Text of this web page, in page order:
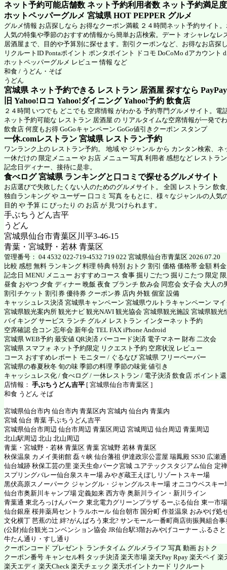
ネット予約可能店舗数 ネット予約利用者数 ネット予約満足
ホットペッパーグルメ 宮城県 HOT PEPPER グルメ
グルメ情報 お店探しなら お得なクーポン満載 ２４時間ネット予約サイト
人気の特集や季節のおすすめ情報から簡単お店検索。デート オシャレなレ
居酒屋まで、目的や予算別に探せます。割引クーポンなど、お得なお店探
リクルートID Pontaポイント ポンタポイント ドコモ DoCoMo dアカウント
ホットペッパーグルメ レビュー 情報 など
和食 / うどん・そば
うどん
宮城県 ネット予約できる レストラン 居酒屋 探すなら
旧 Yahoo!ロコ Yahoo!ダイニング Yahoo!予約 飲食店
２４時間 いつでも どこでも 空席情報 がわかる 予約専門グルメサイト。電
ネット予約可能な レストラン 居酒屋 の リアルタイムな空席情報が一発で
飲食店 何度もお得 GoGoキャンペーン GoGo値引きクーポン スタンプ
一休.comレストラン 宮城県 レストラン予約
ワンランク上の レストラン予約。 地域 や ジャンル から カンタン検索、ネ
一休だけの 限定メニュー や お店 メニュー 写真 利用者 感想など レストラ
記念日ディナー、接待に是非。
食べログ 宮城県 ランキングと口コミで探せるグルメサイト
お店選びで失敗したくない人のためのグルメサイト。 全国 レストラン 飲
独自ランキング や ユーザー 口コミ 写真 をもとに、様々なジャンルの人気
目的 や 予算 に ぴったり の お店 が 見つけられます。
手ぶちうどん吉平
うどん
宮城県仙台市青葉区川平3-46-15
青葉・宮城野・若林 青葉区
管理番号： 04 4532 022-719-4532 719 022 宮城県仙台市青葉区 2026.07.20
比較 感想 無料 ランキング 料理 特典 特別 おトク 割引 価格 価格帯 金額 料
記念日 MENU メニュー おすすめコース 食事 掘りごたつ 掘りこたつ 限定
昼食 おやつ 夕食 ディナー 晩飯 夜食 ブランチ 飲み会 同窓会 女子会 大人の
割引チケット 割引券 優待券 クーポン券 店内 外観 個室 設備
キャッシュレス決済 宮城県キャンペーン 宮城県ウルトラキャンペーン マ
宮城県観光案内所 観光ナビ 観光NAVI 観光協会 宮城県観光施設 宮城県観光
バイキング サービス ランチ グルメ レストラン インターネット予約
空席確認 合コン 忘年会 新年会 TEL FAX iPhone Android
宮城県 WEB予約 最安値 QR決済 バーコード決済 電子マネー 財布 二次会
宮城県 スマフォ ネット予約限定 リクエスト予約 空席状況 レビュー
コース おすすめレポート モニター / ぐるなび 宮城県 フリーペーパー
宮城県の春夏秋冬 旬の味 季節の料理 季節の味覚 値引き
キャッシュレス化 / 食べログ / 一休レストラン / 電子決済 飲食店 ポイント
店情報： 手ぶちうどん吉平 [ 宮城県仙台市青葉区 ]
和食 うどん そば
宮城県仙台市内 仙台市内 青葉区内 宮城内 仙台内 青葉内
宮城 仙台 青葉 手ぶちうどん吉平
宮城県仙台市周辺 仙台市周辺 青葉区周辺 宮城周辺 仙台周辺 青葉周辺
北山駅周辺 北山 北山周辺
青葉・宮城野・若林 青葉区 青葉 宮城野 若林 青葉区
秋保温泉 カメイ美術館 磊々峡 仙台藩祖 伊達政宗公霊屋 瑞鳳殿 SS30 広瀬
仙台城跡 秋保工芸の里 楽天生命パーク宮城 ユアテックスタジアム仙台 定
スプリングバレー仙台泉スキー場 みやぎ蔵王えぼしリゾートスキー場
黒伏高原スノーパーク ジャングル・ジャングルスキー場 オニコウベスキー
仙台市奥新川キャンプ場 定義如来 西方寺 奥新川ライン・新川ライン
青葉通 東北ろっけんパーク 東北電力グリーンプラザ るーぷる仙台 東一市
仙台銀座 桜井薬局セントラルホール 仙台朝市 国分町 作並温泉 おみやげ処
文化横丁 芭蕉の辻 絆?がんばろう東北? サンモール一番町商店街振興組合事
(公財)仙台観光コンベンション協会 JR仙台駅3階おみやげコーナー ふるさ
牛たん通り・すし通り
クーポンコード プレゼント ランチタイム グルメライフ 写真 動画 おトク
クーポン番号 キャンセル料 タッチ決済 楽天市場 楽天Pay Rpay 楽天ペイ 楽
楽天エディ 楽天Check 楽天チェック 楽天ポイントカード リクルート